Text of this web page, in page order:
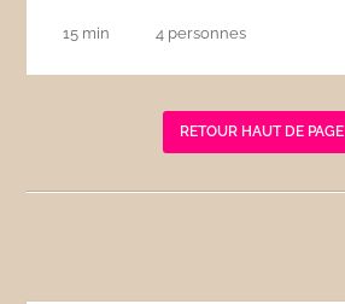
15 min 4 personnes
RETOUR HAUT DE PAGE